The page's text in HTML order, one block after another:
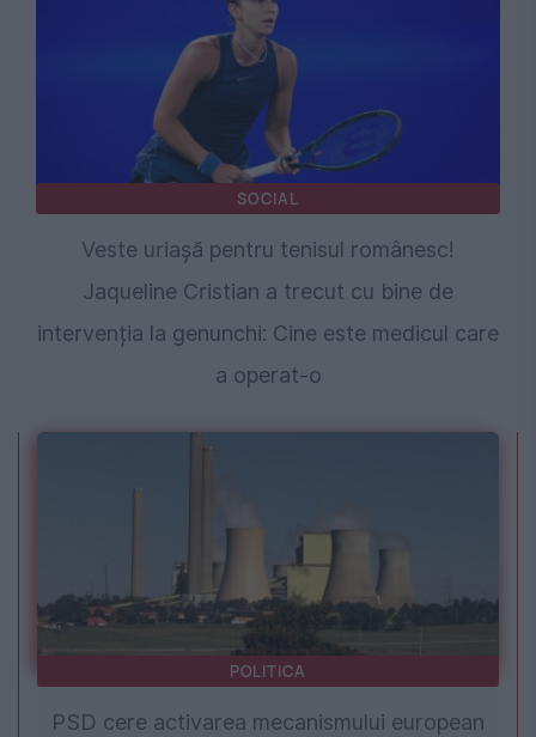
SOCIAL
Veste uriașă pentru tenisul românesc!
Jaqueline Cristian a trecut cu bine de
intervenția la genunchi: Cine este medicul care
a operat-o
POLITICA
PSD cere activarea mecanismului european